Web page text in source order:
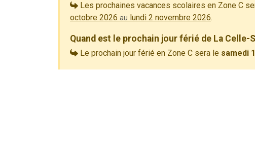
Les prochaines vacances scolaires en Zone C
octobre 2026 au lundi 2 novembre 2026.
Quand est le prochain jour férié de La Celle-
Le prochain jour férié en Zone C sera le samedi